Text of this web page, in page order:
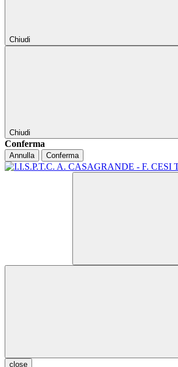
Chiudi
Chiudi
Conferma
Annulla Conferma
close